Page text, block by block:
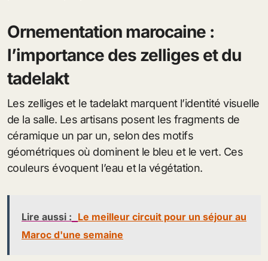
Ornementation marocaine :
l’importance des zelliges et du
tadelakt
Les zelliges et le tadelakt marquent l’identité visuelle
de la salle. Les artisans posent les fragments de
céramique un par un, selon des motifs
géométriques où dominent le bleu et le vert. Ces
couleurs évoquent l’eau et la végétation.
Lire aussi : Le meilleur circuit pour un séjour au
Maroc d'une semaine